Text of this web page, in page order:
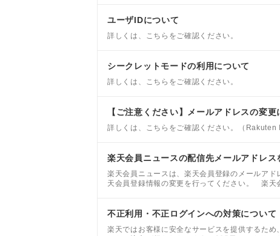
ユーザIDについて
詳しくは、こちらをご確認ください。
シークレットモードの利用について
詳しくは、こちらをご確認ください。
【ご注意ください】メールアドレスの変更
詳しくは、こちらをご確認ください。（Rakuten
楽天会員ニュースの配信先メールアドレス
楽天会員ニュースは、楽天会員登録のメールア
天会員登録情報の変更を行ってください。 楽
不正利用・不正ログインへの対策について
楽天ではお客様に安全なサービスを提供するた